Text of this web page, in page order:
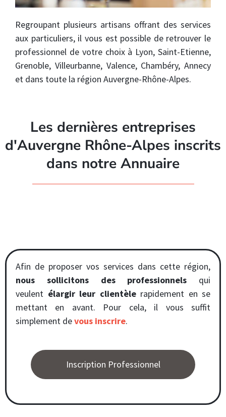
Regroupant plusieurs artisans offrant des services
aux particuliers, il vous est possible de retrouver le
professionnel de votre choix à Lyon, Saint-Etienne,
Grenoble, Villeurbanne, Valence, Chambéry, Annecy
et dans toute la région Auvergne-Rhône-Alpes.
Les dernières entreprises
d'Auvergne Rhône-Alpes inscrits
dans notre Annuaire
Afin de proposer vos services dans cette région,
nous sollicitons des professionnels qui
veulent élargir leur clientèlerapidement en se
mettant en avant. Pour cela, il vous suffit
simplement devous inscrire.
Inscription Professionnel